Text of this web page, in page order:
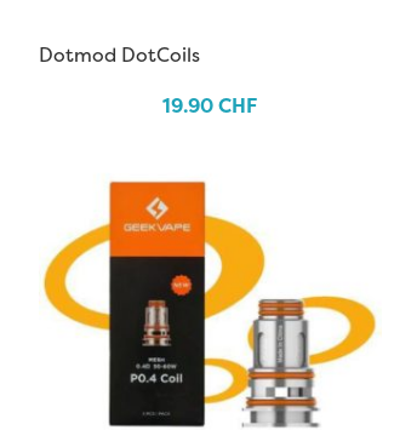
Dotmod DotCoils
19.90CHF